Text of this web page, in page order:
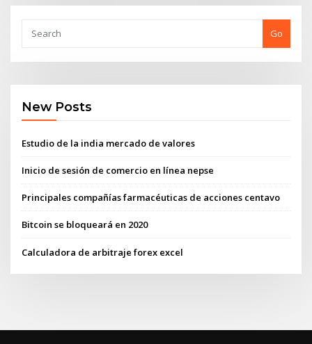
Go
New Posts
Estudio de la india mercado de valores
Inicio de sesión de comercio en línea nepse
Principales compañías farmacéuticas de acciones centavo
Bitcoin se bloqueará en 2020
Calculadora de arbitraje forex excel